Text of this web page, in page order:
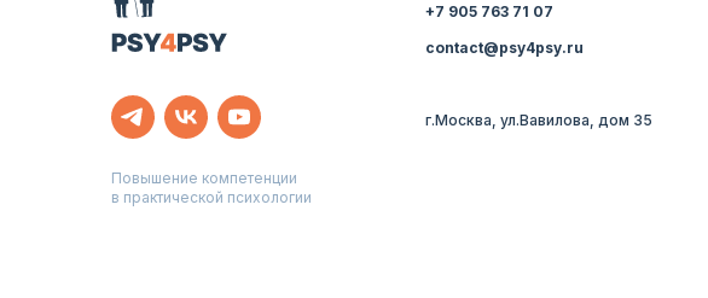
Повышение компетенции
в практической психологии
+7 905 763 71 07
contact@psy4psy.ru
г.Москва, ул.Вавилова, дом 35